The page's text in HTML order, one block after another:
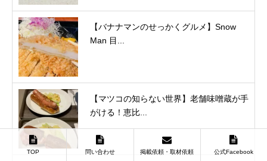
【バナナマンのせっかくグルメ】Snow
Man 目...
【マツコの知らない世界】老舗味噌蔵が手
がける！恵比...
TOP 問い合わせ 掲載依頼・取材依頼 公式Facebook